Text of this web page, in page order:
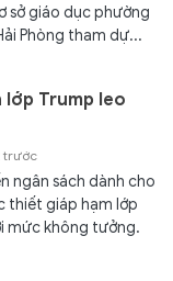
sở giáo dục phường
Phòng tham dự...
lớp Trump leo
trước
ngân sách dành cho
thiết giáp hạm lớp
mức không tưởng.